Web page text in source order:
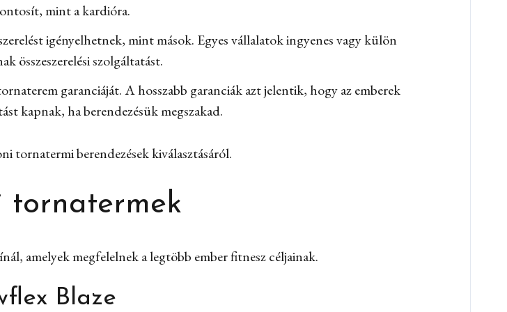
mint a kardióra.
igényelhetnek, mint mások. Egyes vállalatok ingyenes vagy külön
összeszerelési szolgáltatást.
garanciáját. A hosszabb garanciák azt jelentik, hogy az emberek
kapnak, ha berendezésük megszakad.
tornatermi berendezések kiválasztásáról.
tornatermek
amelyek megfelelnek a legtöbb ember fitnesz céljainak.
Blaze